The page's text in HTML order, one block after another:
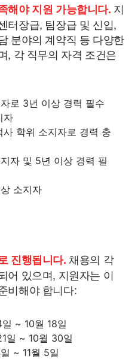
해야 지원 가능합니다. 지
터장급, 팀장급 및 신입,
분야의 계약직 등 다양한
, 각 직무의 자격 조건은
로 3년 이상 경력 필수
자
학위 소지자로 경력 충
자 및 5년 이상 경력 필
소지자
진행됩니다. 채용의 각
어 있으며, 지원자는 이
비해야 합니다:
~ 10월 18일
일 ~ 10월 30일
~ 11월 5일